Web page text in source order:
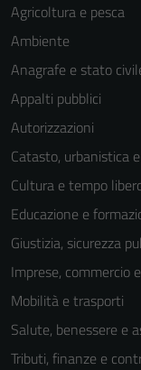
Agricoltura e pesca
Ambiente
Anagrafe e stato
Appalti pubblici
Autorizzazioni
Catasto, urbanistica
Cultura e tempo
Educazione e
Giustizia, sicurezza
Imprese, commercio
Mobilità e trasporti
Salute, benessere e
Tributi, finanze e